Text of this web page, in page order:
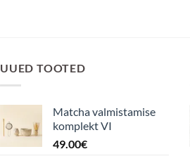
UUED TOOTED
Matcha valmistamise
komplekt VI
49.00€